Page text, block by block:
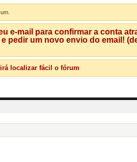
e-mail para confirmar a conta
pedir um novo envio do email!
localizar fácil o fórum